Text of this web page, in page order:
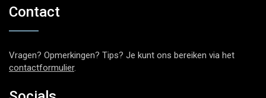
Contact
Vragen? Opmerkingen? Tips? Je kunt ons bereiken via het
contactformulier.